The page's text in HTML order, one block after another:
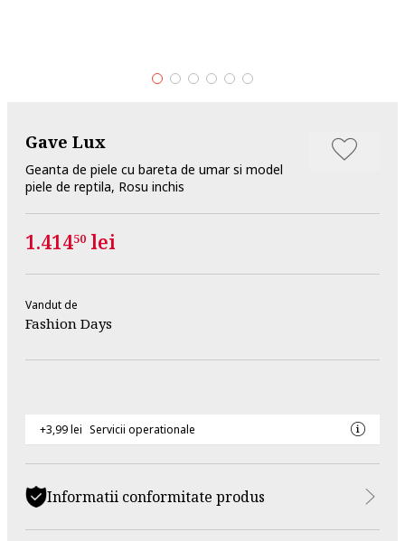
Gave Lux
Geanta de piele cu bareta de umar si model
piele de reptila, Rosu inchis
1.41450 lei
Vandut de
Fashion Days
+3,99 lei Servicii operationale
Informatii conformitate produs